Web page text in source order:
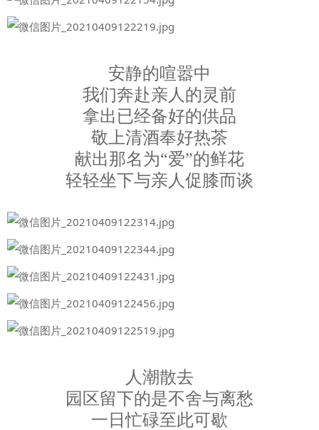
安静的喧嚣中
我们奔赴亲人的灵前
拿出已经备好的供品
敬上清酒奉好热茶
献出那名为“爱”的鲜花
轻轻坐下与亲人促膝而谈
人潮散去
园区留下的是不舍与离愁
一日忙碌至此可歇